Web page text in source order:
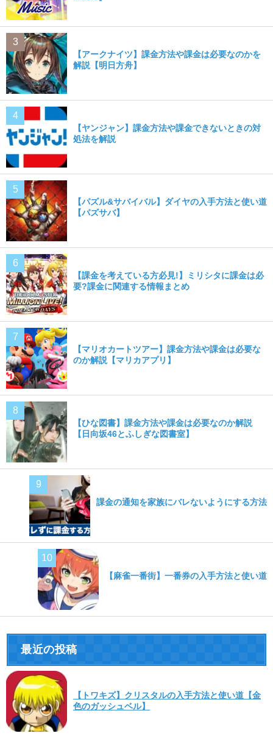
【アークナイツ】課金方法や課金は必要なのかを
解説【明日方舟】
【ヤンジャン】課金方法や課金できないときの対
処法を解説
【パズル&サバイバル】ダイヤの入手方法と使い道
【パズサバ】
【課金を考えている方必見!】ミリシタに課金は必
要?課金に関連する情報まとめ
【マリオカートツアー】課金方法や課金は必要な
のか解説【マリカアプリ】
【ひな図書】課金方法や課金は必要なのか解説
【日向坂46とふしぎな図書室】
課金の通知を家族にバレないようにする方法
【麻雀一番街】一番券の入手方法と使い道
最近の投稿
【トワキズ】クリスタルの入手方法と使い道【金
色のガッシュベル】